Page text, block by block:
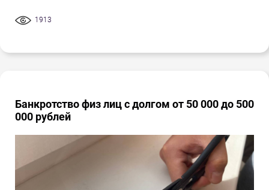
1913
Банкротство физ лиц с долгом от 50 000 до 500
000 рублей